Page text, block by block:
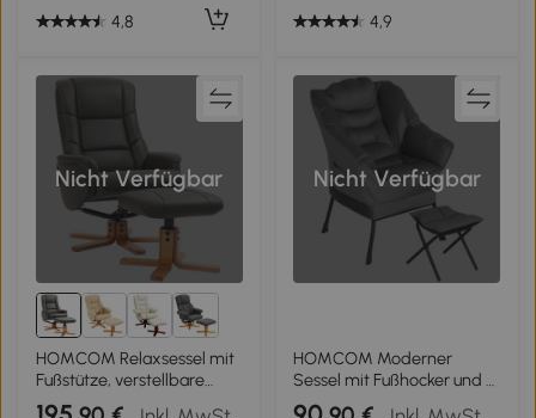
4,8 4,9
Nicht Verfügbar
HOMCOM Relaxsessel mit
Fußstütze, verstellbare
Rückenlehne, neigbare
Nicht Verfügbar
HOMCOM Moderner
Sessel mit Fußhocker und 2
Seitentaschen, aus